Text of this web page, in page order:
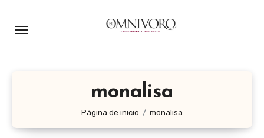
monalisa
Página de inicio monalisa